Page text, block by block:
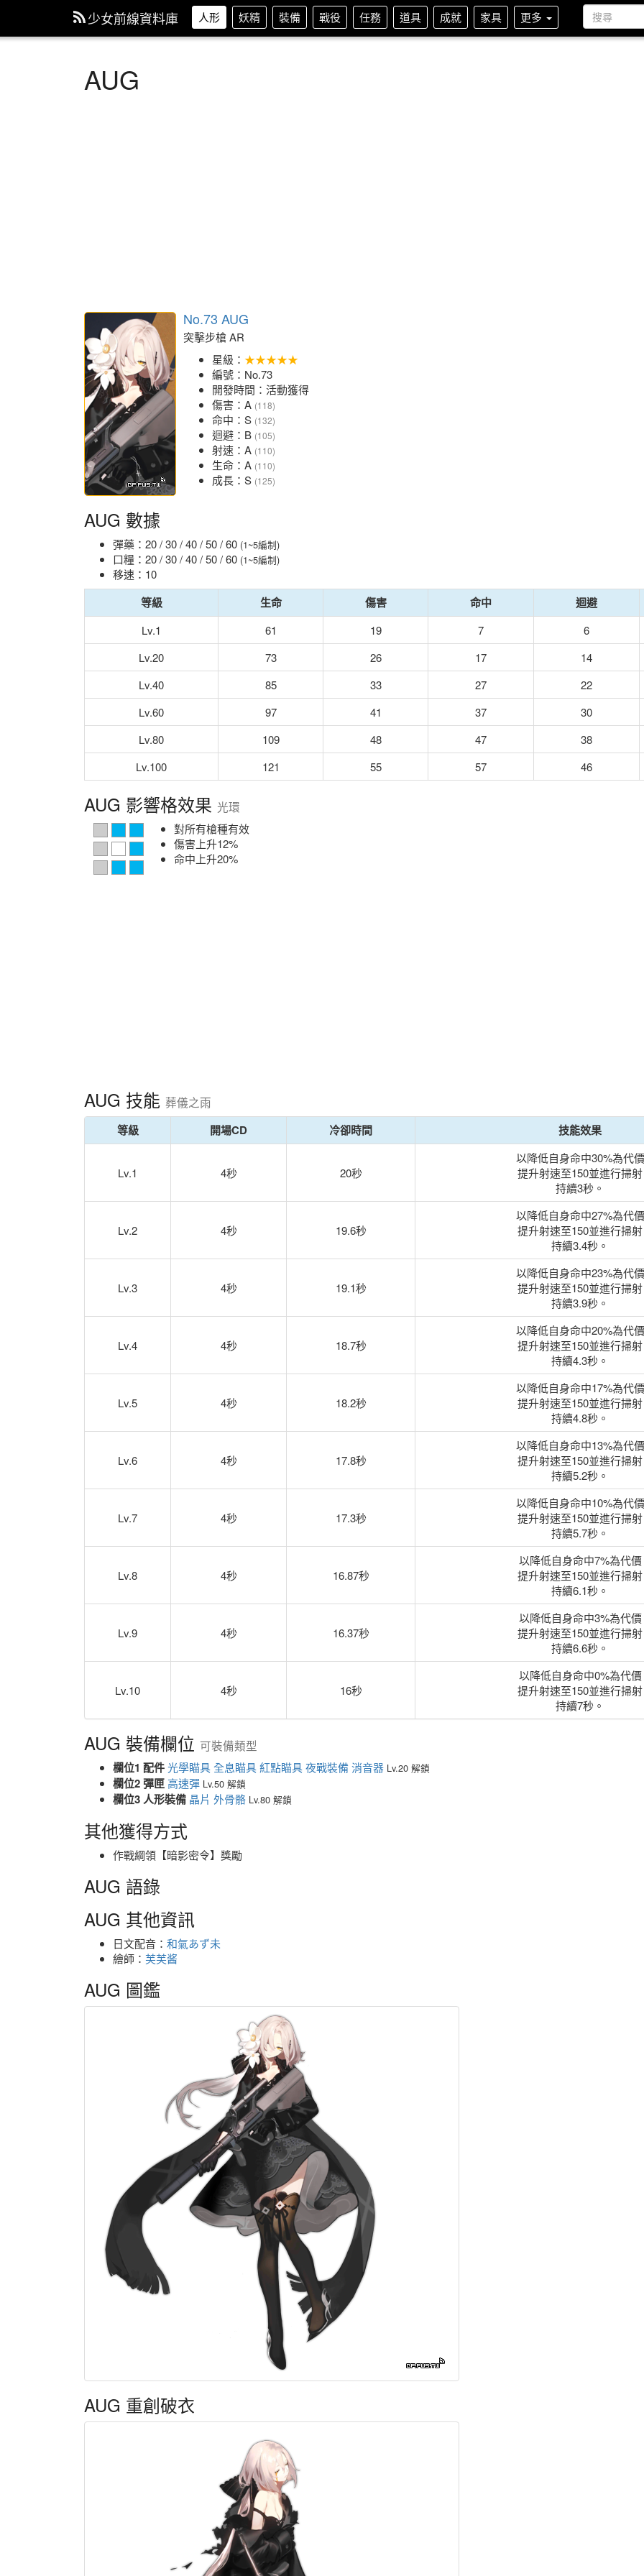
少女前線資料庫 人形 妖精 裝備 戰役 任務 道具 成就 家具 更多
AUG
No.73 AUG
突擊步槍 AR
星級： ★★★★★
編號：No.73
開發時間：活動獲得
傷害：A (118)
命中：S (132)
迴避：B (105)
射速：A (110)
生命：A (110)
成長：S (125)
AUG 數據
彈藥：20 / 30 / 40 / 50 / 60 (1~5編制)
口糧：20 / 30 / 40 / 50 / 60 (1~5編制)
移速：10
等級 生命 傷害 命中 迴避
Lv.1 61 19 7 6
Lv.20
73 26 17 14
Lv.40
85 33 27 22
Lv.60
97 41 37 30
Lv.80
109 48 47 38
Lv.100
121 55 57 46
AUG 影響格效果 光環
對所有槍種有效
傷害上升12%
命中上升20%
AUG 技能 葬儀之雨
等級
開場CD 冷卻時間 技能效果
Lv.1 4秒 20秒
以降低自身命中30%為代價
提升射速至150並進行掃射
持續3秒。
Lv.2 4秒 19.6秒
以降低自身命中27%為代價
提升射速至150並進行掃射
持續3.4秒。
Lv.3 4秒 19.1秒
以降低自身命中23%為代價
提升射速至150並進行掃射
持續3.9秒。
Lv.4 4秒 18.7秒
以降低自身命中20%為代價
提升射速至150並進行掃射
持續4.3秒。
Lv.5 4秒 18.2秒
以降低自身命中17%為代價
提升射速至150並進行掃射
持續4.8秒。
Lv.6 4秒 17.8秒
以降低自身命中13%為代價
提升射速至150並進行掃射
持續5.2秒。
Lv.7 4秒 17.3秒
以降低自身命中10%為代價
提升射速至150並進行掃射
持續5.7秒。
Lv.8 4秒 16.87秒
以降低自身命中7%為代價
提升射速至150並進行掃射
持續6.1秒。
Lv.9 4秒 16.37秒
以降低自身命中3%為代價
提升射速至150並進行掃射
持續6.6秒。
Lv.10 4秒 16秒
以降低自身命中0%為代價
提升射速至150並進行掃射
持續7秒。
AUG 裝備欄位 可裝備類型
欄位1 配件光學瞄具全息瞄具紅點瞄具夜戰裝備消音器 Lv.20 解鎖
欄位2 彈匣高速彈 Lv.50 解鎖
欄位3 人形裝備 晶片 外骨骼 Lv.80 解鎖
其他獲得方式
作戰綱領【暗影密令】獎勵
AUG 語錄
AUG 其他資訊
日文配音： 和氣あず未
繪師： 芙芙酱
AUG 圖鑑
AUG 重創破衣